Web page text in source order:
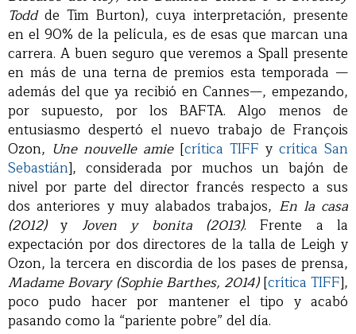
Toddde Tim Burton), cuya interpretación, presente
en el 90% de la película, es de esas que marcan una
carrera. A buen seguro que veremos a Spall presente
en más de una terna de premios esta temporada —
además del que ya recibió en Cannes—, empezando,
por supuesto, por los BAFTA. Algo menos de
entusiasmo despertó el nuevo trabajo de François
Ozon, Une nouvelle amie [crítica TIFF y crítica San
Sebastián], considerada por muchos un bajón de
nivel por parte del director francés respecto a sus
dos anteriores y muy alabados trabajos, En la casa
(2012)y Joven y bonita (2013). Frente a la
expectación por dos directores de la talla de Leigh y
Ozon, la tercera en discordia de los pases de prensa,
Madame Bovary (Sophie Barthes, 2014)[crítica TIFF],
poco pudo hacer por mantener el tipo y acabó
pasando como la “pariente pobre” del día.